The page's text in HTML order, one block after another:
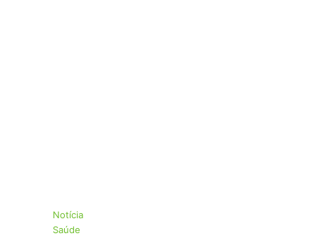
Notícia
Saúde